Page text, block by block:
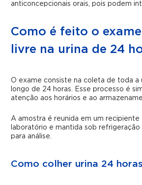
anticoncepcionais orais, pois podem
Como é feito o
livre na urina de 24
O exame consiste na coleta de toda a
longo de 24 horas. Esse processo é
atenção aos horários e ao
A amostra é reunida em um
laboratório e mantida sob
para análise.
Como colher urina 24